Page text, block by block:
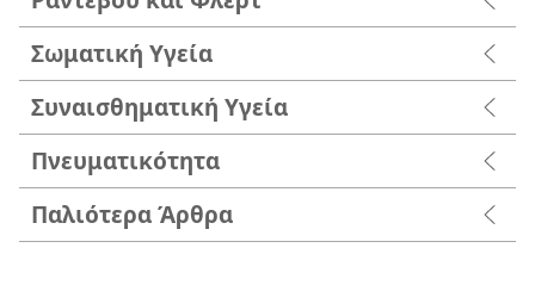
Σωματική Υγεία
Συναισθηματική Υγεία
Πνευματικότητα
Παλιότερα Άρθρα